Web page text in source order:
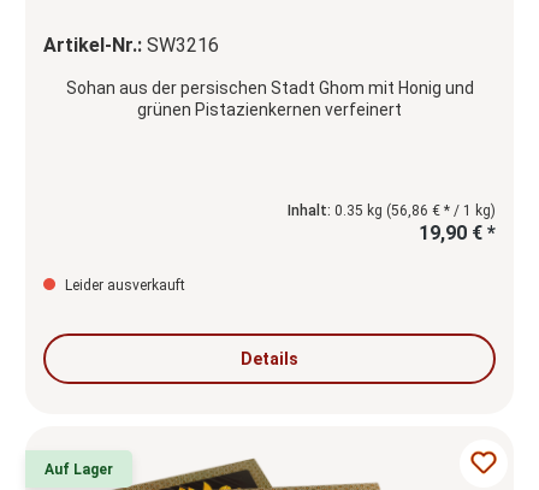
Artikel-Nr.: SW3216
Sohan aus der persischen Stadt Ghom mit Honig und
grünen Pistazienkernen verfeinert
Inhalt: 0.35 kg (56,86 € * / 1 kg)
19,90 € *
Leider ausverkauft
Details
Auf Lager